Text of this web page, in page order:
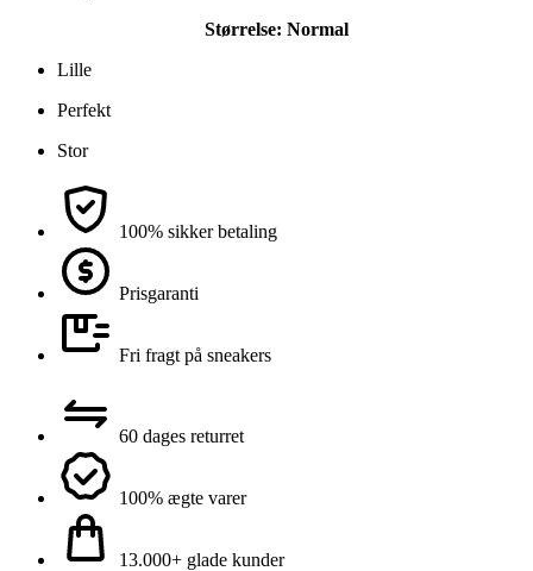
Størrelse: Normal
Lille
Perfekt
Stor
100% sikker betaling
Prisgaranti
Fri fragt på sneakers
60 dages returret
100% ægte varer
13.000+ glade kunder